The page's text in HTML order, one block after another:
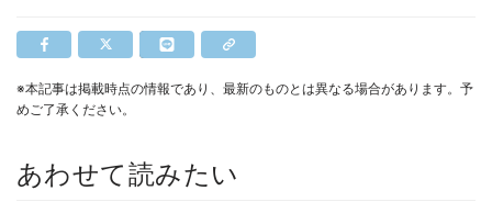
※本記事は掲載時点の情報であり、最新のものとは異なる場合があります。予
めご了承ください。
あわせて読みたい